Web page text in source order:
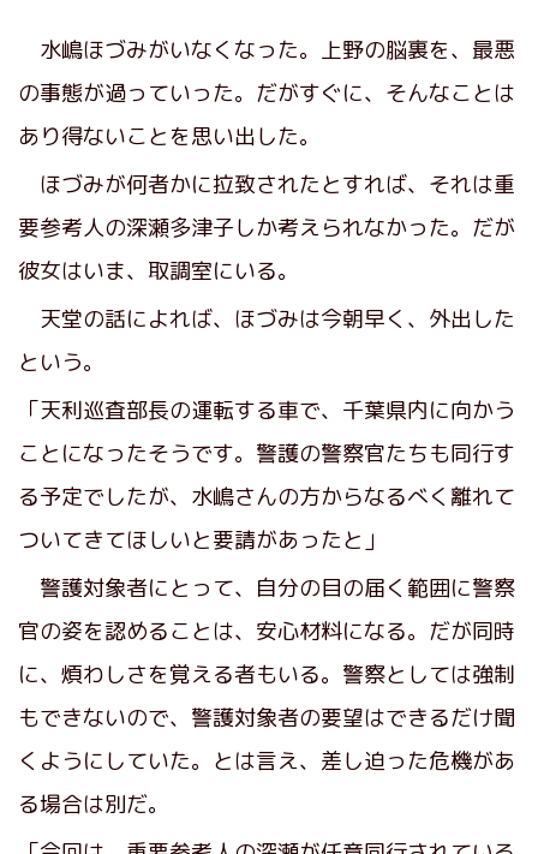
水嶋ほづみがいなくなった。上野の脳裏を、最悪
の事態が過っていった。だがすぐに、そんなことは
あり得ないことを思い出した。
ほづみが何者かに拉致されたとすれば、それは重
要参考人の深瀬多津子しか考えられなかった。だが
彼女はいま、取調室にいる。
天堂の話によれば、ほづみは今朝早く、外出した
という。
「天利巡査部長の運転する車で、千葉県内に向かう
ことになったそうです。警護の警察官たちも同行す
る予定でしたが、水嶋さんの方からなるべく離れて
ついてきてほしいと要請があったと」
警護対象者にとって、自分の目の届く範囲に警察
官の姿を認めることは、安心材料になる。だが同時
に、煩わしさを覚える者もいる。警察としては強制
もできないので、警護対象者の要望はできるだけ聞
くようにしていた。とは言え、差し迫った危機があ
る場合は別だ。